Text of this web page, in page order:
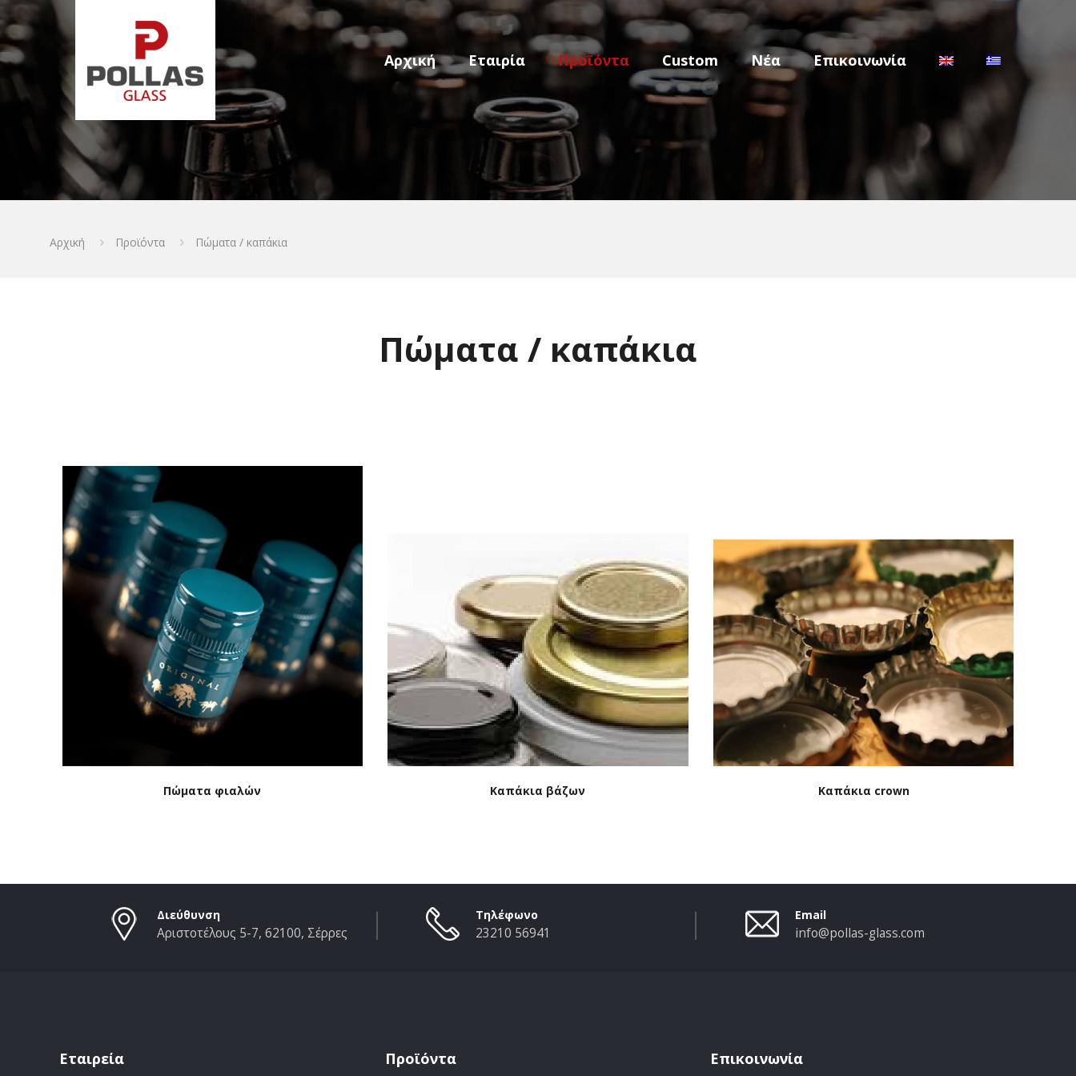
Αρχική Εταιρία Προϊόντα Custom Νέα Επικοινωνία
Αρχική Προϊόντα Πώματα / καπάκια
Πώματα / καπάκια
Πώματα φιαλών Καπάκια βάζων Καπάκια crown
Διεύθυνση
Αριστοτέλους 5-7, 62100, Σέρρες
Τηλέφωνο
23210 56941
Email
info@pollas-glass.com
Εταιρεία Προϊόντα Επικοινωνία